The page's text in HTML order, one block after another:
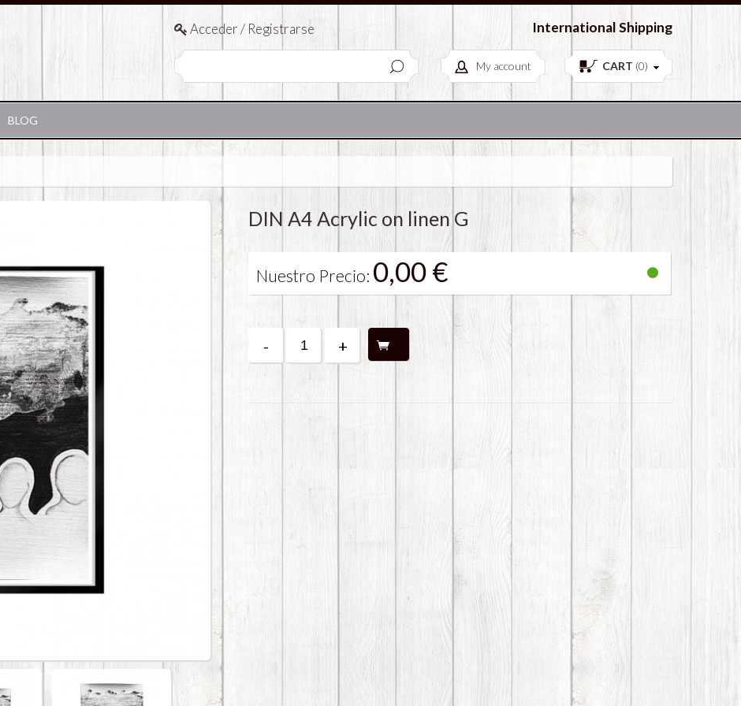
Acceder / Registrarse International Shipping
European Antiques & Vintage items
My account CART (0)
BLOG
DIN A4 Acrylic on linen G
Nuestro Precio: 0,00 €
- +